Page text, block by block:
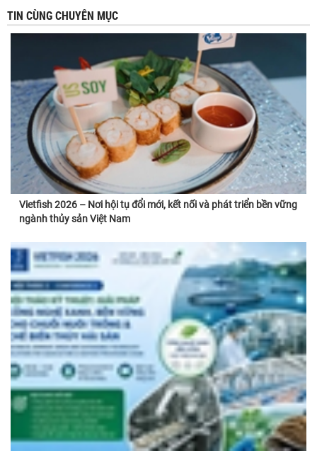
TIN CÙNG CHUYÊN MỤC
Vietfish 2026 – Nơi hội tụ đổi mới, kết nối và phát triển bền vững
ngành thủy sản Việt Nam